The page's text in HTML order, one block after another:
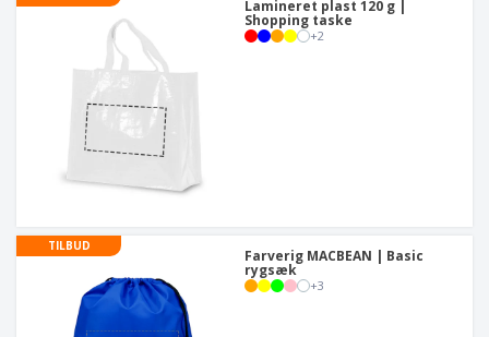
Lamineret plast 120 g |
Shopping taske
+2
TILBUD
Farverig MACBEAN | Basic
rygsæk
+3